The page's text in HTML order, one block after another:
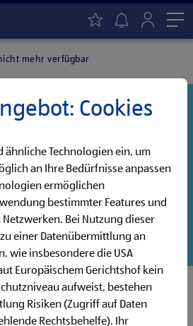
mehr verfügbar
Jobs, die auf dich warten!
für dein Interesse!
Jobs oder abonniere deinen
Jobalarm:
Jobalarm
Cookies
ähnliche Technologien ein, um
an Ihre Bedürfnisse anpassen
ermöglichen
bestimmter Features und
Netzwerken. Bei Nutzung dieser
zu einer Datenübermittlung an
wie insbesondere die USA
Europäischem Gerichtshof kein
aufweist, bestehen
Risiken (Zugriff auf Daten
Rechtsbehelfe). Ihr